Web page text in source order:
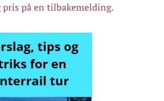
på en tilbakemelding.